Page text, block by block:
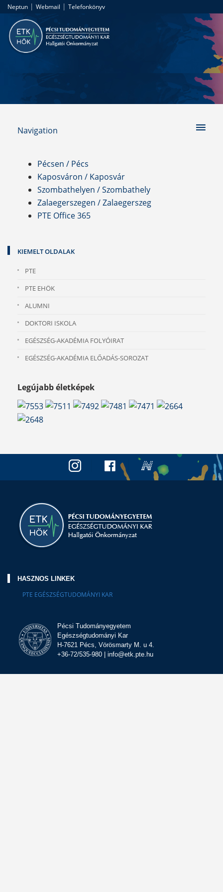
Neptun | Webmail | Telefonkönyv
Navigation
Pécsen / Pécs
Kaposváron / Kaposvár
Szombathelyen / Szombathely
Zalaegerszegen / Zalaegerszeg
PTE Office 365
KIEMELT OLDALAK
PTE
PTE EHÖK
ALUMNI
DOKTORI ISKOLA
EGÉSZSÉG-AKADÉMIA FOLYÓIRAT
EGÉSZSÉG-AKADÉMIA ELŐADÁS-SOROZAT
Legújabb életképek
HASZNOS LINKEK
PTE EGÉSZSÉGTUDOMÁNYI KAR
Pécsi Tudományegyetem
Egészségtudományi Kar
H-7621 Pécs, Vörösmarty M. u 4.
+36-72/535-980 | info@etk.pte.hu